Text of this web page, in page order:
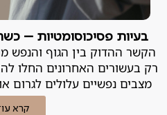
בעיות פסיכוסומטיות –
הקשר ההדוק בין הגוף והנפש
רק בעשורים האחרונים החלו
מצבים נפשיים עלולים לגרום
קרא